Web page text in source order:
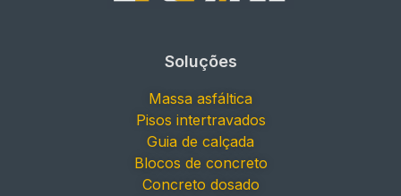
Soluções
Massa asfáltica
Pisos intertravados
Guia de calçada
Blocos de concreto
Concreto dosado